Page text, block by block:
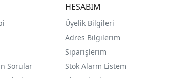
Sorular
HESABIM
Üyelik Bilgileri
Adres Bilgilerim
Siparişlerim
Stok Alarm Listem